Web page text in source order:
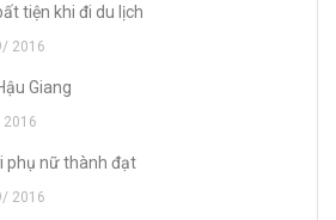
tiện khi đi du lịch
2016
Giang
2016
phụ nữ thành đạt
2016